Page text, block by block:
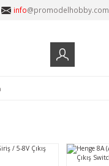
info@promodelhobby.com